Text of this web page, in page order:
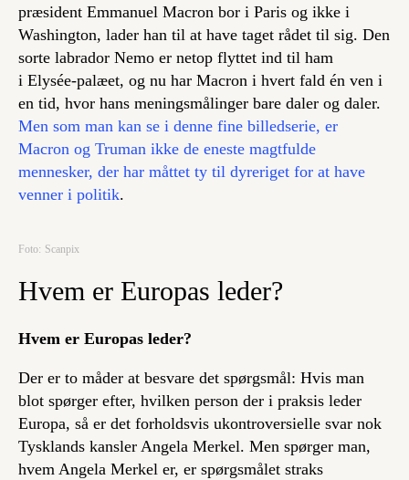
præsident Emmanuel Macron bor i Paris og ikke i
Washington, lader han til at have taget rådet til sig. Den
sorte labrador Nemo er netop flyttet ind til ham
i Elysée-palæet, og nu har Macron i hvert fald én ven i
en tid, hvor hans meningsmålinger bare daler og daler.
Men som man kan se i denne fine billedserie, er
Macron og Truman ikke de eneste magtfulde
mennesker, der har måttet ty til dyreriget for at have
venner i politik.
Foto: Scanpix
Hvem er Europas leder?
Hvem er Europas leder?
Der er to måder at besvare det spørgsmål: Hvis man
blot spørger efter, hvilken person der i praksis leder
Europa, så er det forholdsvis ukontroversielle svar nok
Tysklands kansler Angela Merkel. Men spørger man,
hvem Angela Merkel er, er spørgsmålet straks